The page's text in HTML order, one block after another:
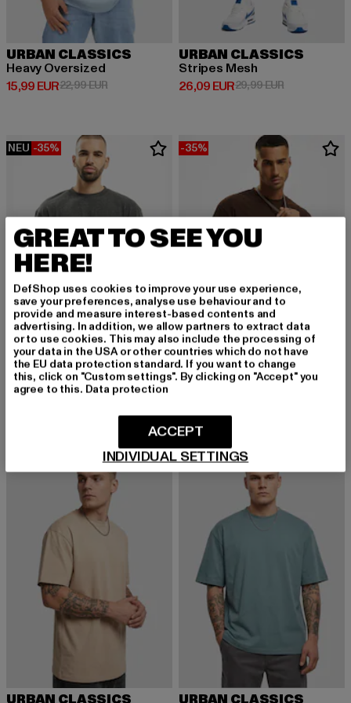
URBAN CLASSICS
Heavy Oversized
15,99 EUR
Derzeitiger Preis: 15,99 EUR
22,99 EURAktionspreis: 22,99 EUR
URBAN CLASSICS
Stripes Mesh
26,09 EUR
Derzeitiger Preis: 26,09 EUR
29,99 EURAktionspreis:
NEU -35%
URBAN CLASSICS
Tall Tee
12,99 EUR
Derzeitiger Preis: 12,99 EUR
19,99 EURAktionspreis: 19,99 EUR
-35%
URBAN CLASSICS
Tall Tee
URBAN CLASSICS
NEU -35%
URBAN CLASSICS
GREAT TO SEE YOU
HERE!
DefShop uses cookies to improve your use experience,
save your preferences, analyse use behaviour and to
provide and measure interest-based contents and
advertising. In addition, we allow partners to extract data
or to use cookies. This may also include the processing of
your data in the USA or other countries which do not have
the EU data protection standard. If you want to change
this, click on "Custom settings". By clicking on "Accept" you
agree to this. Data protection
INDIVIDUAL SETTINGS
ACCEPT